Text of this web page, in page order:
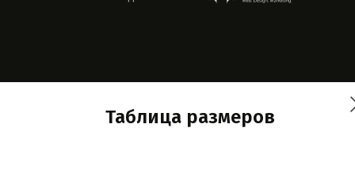
Таблица размеров